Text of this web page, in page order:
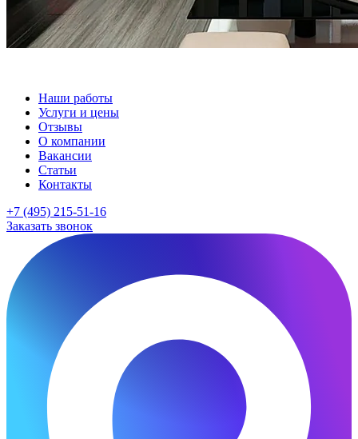
Наши работы
Услуги и цены
Отзывы
О компании
Вакансии
Статьи
Контакты
+7 (495) 215-51-16
Заказать звонок